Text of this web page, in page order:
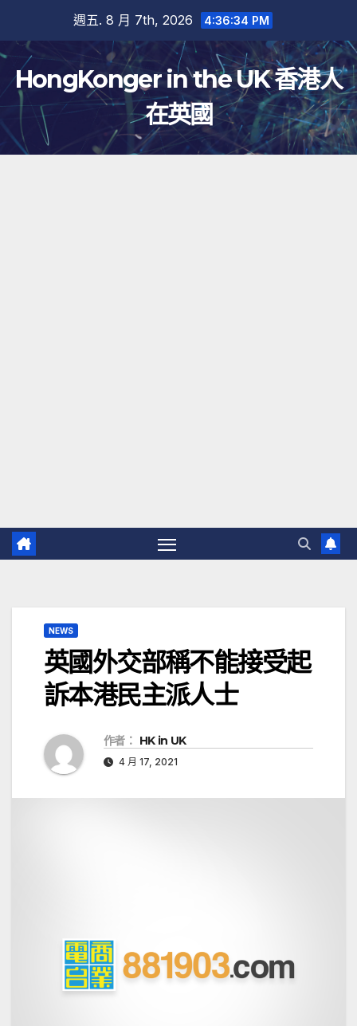
內
容
週五. 8 月 7th, 2026 4:36:35 PM
HongKonger in the UK 香港人
在英國
NEWS
英國外交部稱不能接受起
訴本港民主派人士
作者： HK in UK
4 月 17, 2021